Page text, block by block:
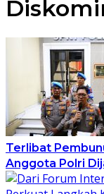
Terlibat
Anggota Polri